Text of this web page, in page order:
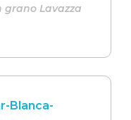
grano Lavazza